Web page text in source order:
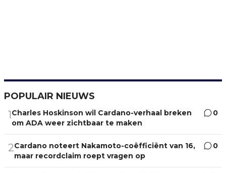
POPULAIR NIEUWS
1Charles Hoskinson wil Cardano-verhaal breken
om ADA weer zichtbaar te maken
0
2Cardano noteert Nakamoto-coëfficiënt van 16,
maar recordclaim roept vragen op
0